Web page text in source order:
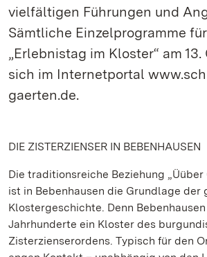
vielfältigen Führungen und
Sämtliche Einzelprogramme
„Erlebnistag im Kloster“ am
sich im Internetportal
gaerten.de.
DIE ZISTERZIENSER IN BEBENHAUSEN
Die traditionsreiche Beziehung „Üüber
ist in Bebenhausen die Grundlage der
Klostergeschichte. Denn
Jahrhunderte ein Kloster des
Zisterzienserordens. Typisch für den